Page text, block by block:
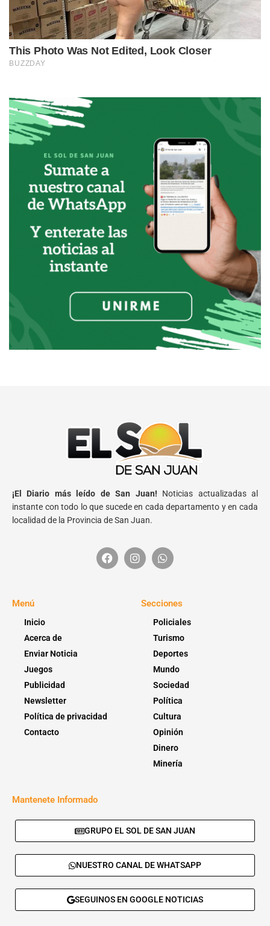
¡El Diario más leído de San Juan! Noticias actualizadas al
instante con todo lo que sucede en cada departamento y en cada
localidad de la Provincia de San Juan.
Menú
Inicio
Acerca de
Enviar Noticia
Juegos
Publicidad
Newsletter
Política de privacidad
Contacto
Secciones
Policiales
Turismo
Deportes
Mundo
Sociedad
Política
Cultura
Opinión
Dinero
Minería
Mantenete Informado
GRUPO EL SOL DE SAN JUAN
NUESTRO CANAL DE WHATSAPP
SEGUINOS EN GOOGLE NOTICIAS